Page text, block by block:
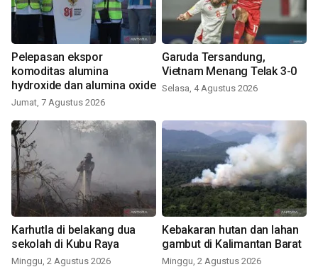
Pelepasan ekspor
komoditas alumina
hydroxide dan alumina oxide
Jumat, 7 Agustus 2026
Garuda Tersandung,
Vietnam Menang Telak 3-0
Selasa, 4 Agustus 2026
Karhutla di belakang dua
sekolah di Kubu Raya
Minggu, 2 Agustus 2026
Kebakaran hutan dan lahan
gambut di Kalimantan Barat
Minggu, 2 Agustus 2026